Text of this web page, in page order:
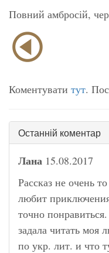
Повний амбросій,
Коментувати тут.
Останній коментар
Лана 15.08.2017
Рассказ не очень
любит
точно
задала читать моя
по укр. лит. и что